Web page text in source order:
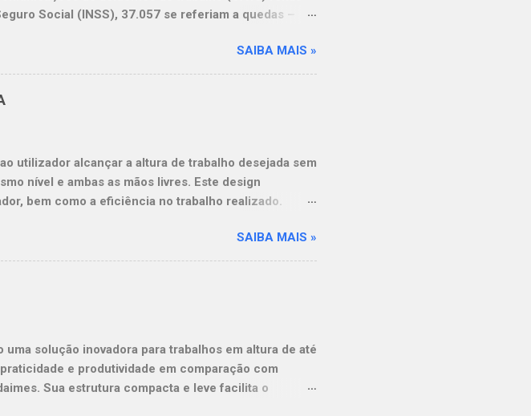
Social (INSS), 37.057 se referiam a quedas –
14,49% do total. Das 1.111 mortes em
161 foram causadas por quedas. Os dados
acidentes por queda são a construção civil, o
SAIBA MAIS »
utilizador alcançar a altura de trabalho desejada sem
nível e ambas as mãos livres. Este design
bem como a eficiência no trabalho realizado.
A post shared by Plataformas Elevatórias NEST
SAIBA MAIS »
solução inovadora para trabalhos em altura de até
e produtividade em comparação com
Sua estrutura compacta e leve facilita o